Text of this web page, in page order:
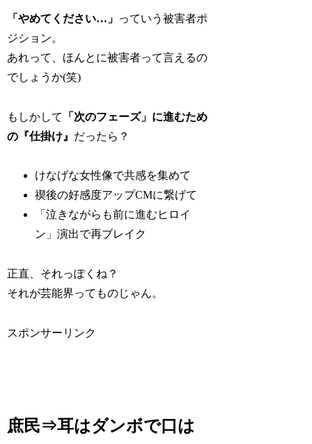
「やめてください…」 っていう被害者ポ
ジション。
あれって、ほんとに被害者って言えるの
でしょうか(笑)
もしかして
「次のフェーズ」に進むため
の『仕掛け』 だったら？
けなげな女性像で共感を集めて
禊後の好感度アップCMに繋げて
「泣きながらも前に進むヒロイ
ン」演出で再ブレイク
正直、それっぽくね？
それが芸能界ってものじゃん。
スポンサーリンク
庶民⇒耳はダンボで口は